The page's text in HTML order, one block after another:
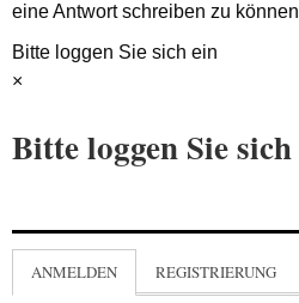
eine Antwort schreiben zu können
Bitte loggen Sie sich ein
×
Bitte loggen Sie
ANMELDEN REGISTRIERUNG